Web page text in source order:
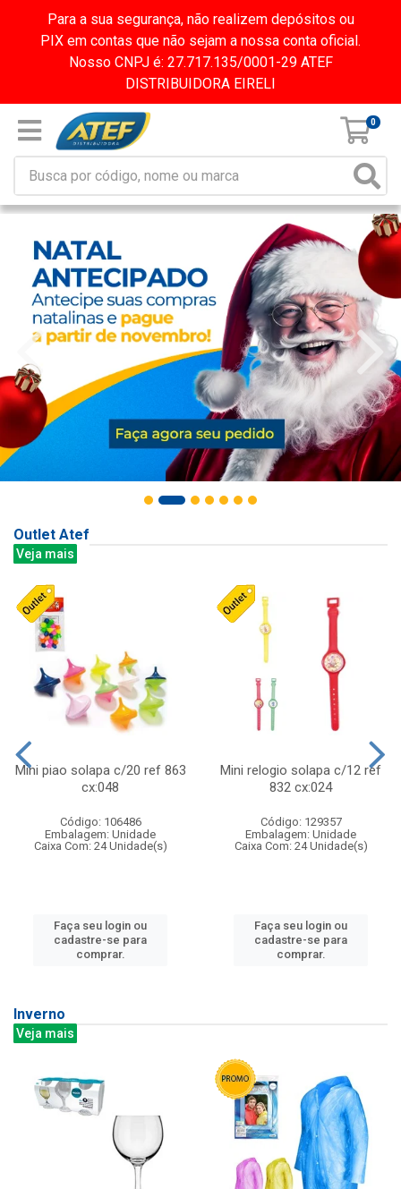
Para a sua segurança, não realizem depósitos ou
PIX em contas que não sejam a nossa conta oficial.
Nosso CNPJ é: 27.717.135/0001-29 ATEF
DISTRIBUIDORA EIRELI
0
Outlet Atef
Veja mais
Mini piao solapa c/20 ref 863
cx:048
Código: 106486
Embalagem: Unidade
Caixa Com: 24 Unidade(s)
Faça seu login ou
cadastre-se para
comprar.
Mini relogio solapa c/12 ref
832 cx:024
Código: 129357
Embalagem: Unidade
Caixa Com: 24 Unidade(s)
Faça seu login ou
cadastre-se para
comprar.
Inverno
Veja mais